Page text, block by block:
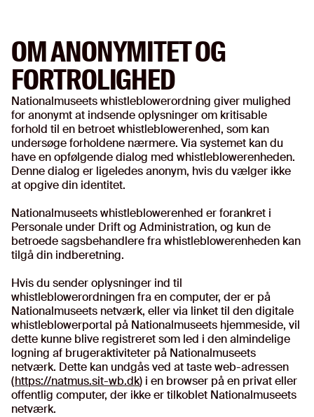
OM ANONYMITET OG
FORTROLIGHED
Nationalmuseets whistleblowerordning giver mulighed
for anonymt at indsende oplysninger om kritisable
forhold til en betroet whistleblowerenhed, som kan
undersøge forholdene nærmere. Via systemet kan du
have en opfølgende dialog med whistleblowerenheden.
Denne dialog er ligeledes anonym, hvis du vælger ikke
at opgive din identitet.
Nationalmuseets whistleblowerenhed er forankret i
Personale under Drift og Administration, og kun de
betroede sagsbehandlere fra whistleblowerenheden kan
tilgå din indberetning.
Hvis du sender oplysninger ind til
whistleblowerordningen fra en computer, der er på
Nationalmuseets netværk, eller via linket til den digitale
whistleblowerportal på Nationalmuseets hjemmeside, vil
dette kunne blive registreret som led i den almindelige
logning af brugeraktiviteter på Nationalmuseets
netværk. Dette kan undgås ved at taste web-adressen
(https://natmus.sit-wb.dk) i en browser på en privat eller
offentlig computer, der ikke er tilkoblet Nationalmuseets
netværk.